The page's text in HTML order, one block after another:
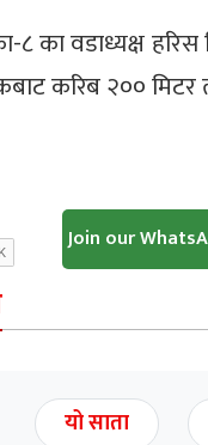
८ का वडाध्यक्ष
करिब २००
Join our
यो साता